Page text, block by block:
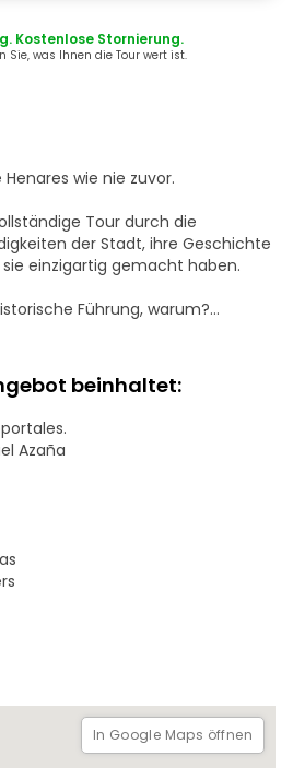
Kostenlose Stornierung.
Sie, was Ihnen die Tour wert ist.
wie nie zuvor.
Tour durch die
der Stadt, ihre Geschichte
einzigartig gemacht haben.
Führung, warum?
Führers
Szenen
riesige Karten
die "Stadt der Störche"
und das Büro seines Vaters
und die Heiligen Kinder
Sie das Land von Cervantes
beinhaltet:
Azaña
In Google Maps öffnen